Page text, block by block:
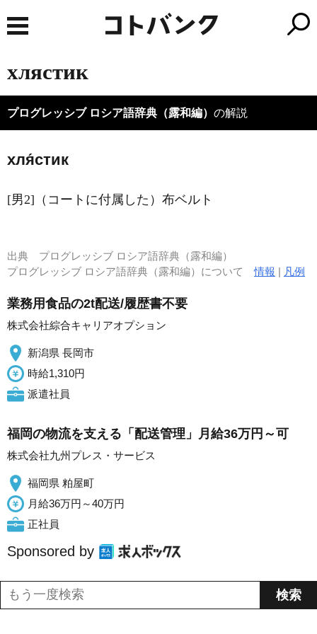
хлястик
プログレッシブ ロシア語辞典（露和編） の解説
хля́стик
[男2]（コートに付属した）布ベルト
出典 プログレッシブ ロシア語辞典（露和編）
プログレッシブ ロシア語辞典（露和編）について情報 | 凡例
業務用食品の2t配送/履歴書不要
株式会社綜合キャリアオプション
新潟県 長岡市
時給1,310円
派遣社員
福岡の物流を支える「配送管理」月給36万円～可
株式会社九州プレス・サービス
福岡県 粕屋町
月給36万円～40万円
正社員
Sponsored by